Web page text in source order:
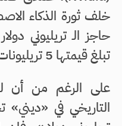
خلف ثورة الذكاء
حاجز الـ تريليوني
تبلغ قيمتها 5 تريليونات دولار!
على الرغم من أن
التاريخي في «ديني»